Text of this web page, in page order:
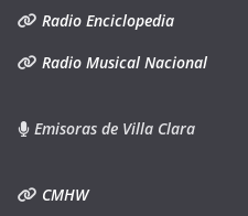
Radio Enciclopedia
Radio Musical Nacional
Emisoras de Villa Clara
CMHW